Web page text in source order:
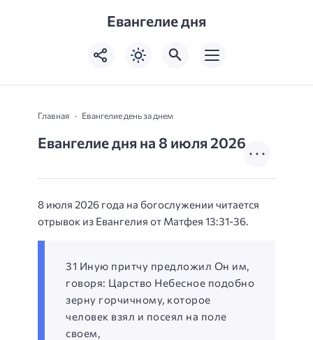
Евангелие дня
Главная Евангелие день за днем
Евангелие дня на 8 июля 2026
8 июля 2026 года на богослужении читается
отрывок из Евангелия от Матфея 13:31-36.
31 Иную притчу предложил Он им,
говоря: Царство Небесное подобно
зерну горчичному, которое
человек взял и посеял на поле
своем,